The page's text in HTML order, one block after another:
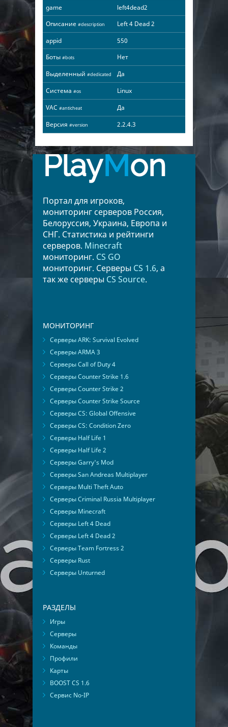
game
left4dead2
Описание #description
Left 4 Dead 2
appid
550
Боты #bots
Нет
Выделенный #dedicated
Да
Система #os
Linux
VAC #anticheat
Да
Версия #version 2.2.4.3
PlayMon
Портал для игроков,
мониторинг серверов Россия,
Белоруссия, Украина, Европа и
СНГ. Статистика и рейтинги
серверов. Minecraft
мониторинг. CS GO
мониторинг. Серверы CS 1.6, а
так же серверы CS Source.
МОНИТОРИНГ
Серверы ARK: Survival Evolved
Серверы ARMA 3
Серверы Call of Duty 4
Серверы Counter Strike 1.6
Серверы Counter Strike 2
Серверы Counter Strike Source
Серверы CS: Global Offensive
Серверы CS: Condition Zero
Серверы Half Life 1
Серверы Half Life 2
Серверы Garry's Mod
Серверы San Andreas Multiplayer
Серверы Multi Theft Auto
Серверы Criminal Russia Multiplayer
Серверы Minecraft
Серверы Left 4 Dead
Серверы Left 4 Dead 2
Серверы Team Fortress 2
Серверы Rust
Серверы Unturned
РАЗДЕЛЫ
Игры
Серверы
Команды
Профили
Карты
BOOST CS 1.6
Сервис No-IP